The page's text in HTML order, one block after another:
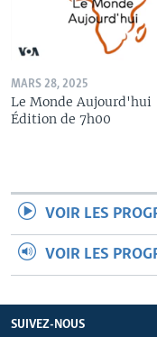
MARS 28, 2025
Le Monde Aujourd'hui
Édition de 7h00
VOIR LES
VOIR LES
SUIVEZ-NOUS